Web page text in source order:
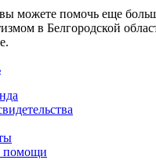
можете помочь еще
в Белгородской
помощи